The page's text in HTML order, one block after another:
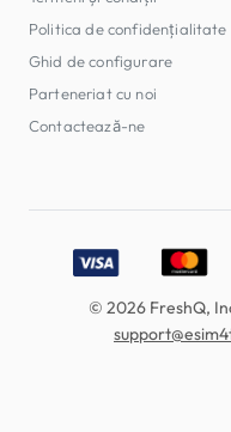
Politica de confidențialitate
Ghid de configurare
Parteneriat cu noi
Contactează-ne
Accepted payment
© 2026 FreshQ,